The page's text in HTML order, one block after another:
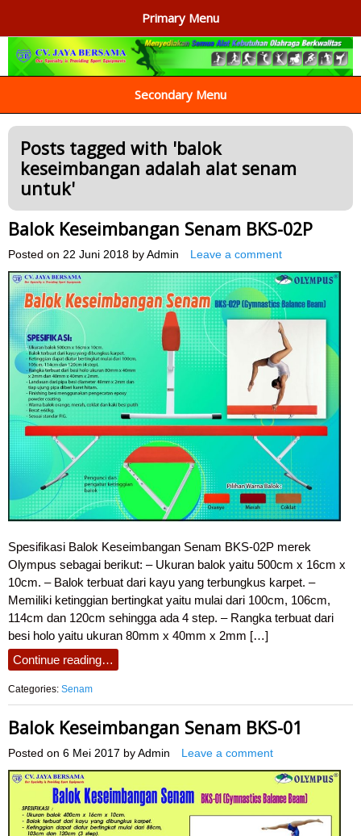
Primary Menu
AGEN ALAT OLAHRAGA
Menyediakan Alat Olahraga Terlengkap di Indonesia
Secondary Menu
Posts tagged with 'balok
keseimbangan adalah alat senam
untuk'
Balok Keseimbangan Senam BKS-02P
Posted on 22 Juni 2018 by Admin Leave a comment
Spesifikasi Balok Keseimbangan Senam BKS-02P merek
Olympus sebagai berikut: – Ukuran balok yaitu 500cm x 16cm x
10cm. – Balok terbuat dari kayu yang terbungkus karpet. –
Memiliki ketinggian bertingkat yaitu mulai dari 100cm, 106cm,
114cm dan 120cm sehingga ada 4 step. – Rangka terbuat dari
besi holo yaitu ukuran 80mm x 40mm x 2mm […]
Continue reading…
Categories: Senam
Balok Keseimbangan Senam BKS-01
Posted on 6 Mei 2017 by Admin Leave a comment